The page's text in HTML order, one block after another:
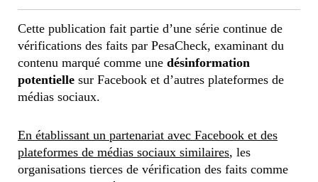
Cette publication fait partie d’une série continue de
vérifications des faits par PesaCheck, examinant du
contenu marqué comme une désinformation
potentielle sur Facebook et d’autres plateformes de
médias sociaux.
En établissant un partenariat avec Facebook et des
plateformes de médias sociaux similaires, les
organisations tierces de vérification des faits comme